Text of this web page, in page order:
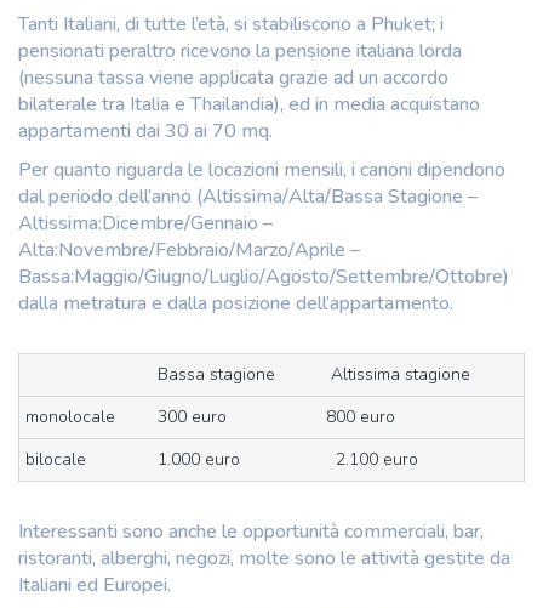
Tanti Italiani, di tutte l’età, si stabiliscono a Phuket; i
pensionati peraltro ricevono la pensione italiana lorda
(nessuna tassa viene applicata grazie ad un accordo
bilaterale tra Italia e Thailandia), ed in media acquistano
appartamenti dai 30 ai 70 mq.
Per quanto riguarda le locazioni mensili, i canoni dipendono
dal periodo dell’anno (Altissima/Alta/Bassa Stagione –
Altissima:Dicembre/Gennaio –
Alta:Novembre/Febbraio/Marzo/Aprile –
Bassa:Maggio/Giugno/Luglio/Agosto/Settembre/Ottobre)
dalla metratura e dalla posizione dell’appartamento.
Bassa stagione
Altissima stagione
monolocale
300 euro
800 euro
bilocale
1.000 euro 2.100 euro
Interessanti sono anche le opportunità commerciali, bar,
ristoranti, alberghi, negozi, molte sono le attività gestite da
Italiani ed Europei.